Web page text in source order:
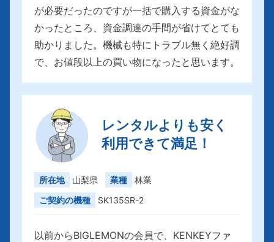
が必要だったのですが一括で購入する資金がな
かったところ、資金調達の手間が省けてとても
助かりました。機械も特にトラブル無く絶好調
で、お値段以上の買い物になったと思います。
レンタルよりも安く
利用できて満足！
所在地 山梨県 業種
林業
ご契約の機種
SK135SR-2
以前からBIGLEMONの会員で、KENKEYファ